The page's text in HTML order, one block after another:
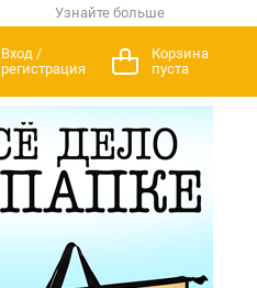
Узнайте больше
Вход /
регистрация
Корзина
пуста